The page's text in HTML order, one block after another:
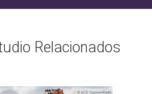
Relacionados